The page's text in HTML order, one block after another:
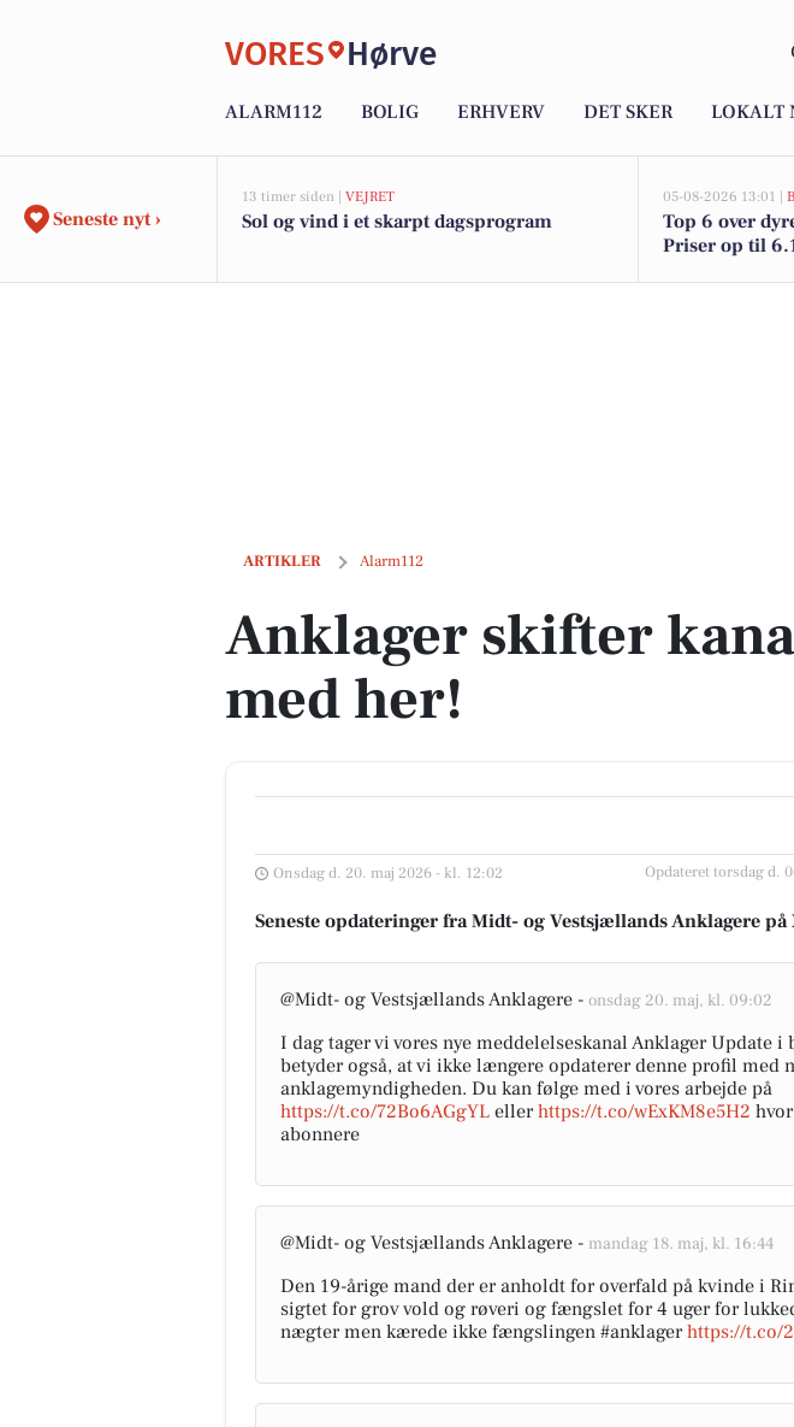
VORES Hørve
ALARM112 BOLIG ERHVERV DET SKER LOKALT
Seneste nyt ›
13 timer siden | VEJRET
Sol og vind i et skarpt dagsprogram
05-08-2026 13:01 |
Top 6 over
Priser op til
ARTIKLER Alarm112
Anklager skifter kanal: Følg med her!
Anklager skifter
med her!
Onsdag d. 20. maj 2026 - kl. 12:02 Opdateret torsdag d.
Seneste opdateringer fra Midt- og Vestsjællands Anklagere på
@Midt- og Vestsjællands Anklagere - onsdag 20. maj, kl. 09:02
I dag tager vi vores nye meddelelseskanal Anklager Update i
betyder også, at vi ikke længere opdaterer denne profil med
anklagemyndigheden. Du kan følge med i vores arbejde på
https://t.co/72Bo6AGgYL ellerhttps://t.co/wExKM8e5H2
abonnere
@Midt- og Vestsjællands Anklagere - mandag 18. maj, kl. 16:44
Den 19-årige mand der er anholdt for overfald på kvinde i
sigtet for grov vold og røveri og fængslet for 4 uger for
nægter men kærede ikke fængslingen #anklagerhttps://t.co/